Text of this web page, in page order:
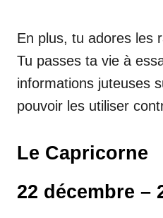
En plus, tu adores les
Tu passes ta vie à
informations juteuses
pouvoir les utiliser
Le Capricorne
22 décembre –